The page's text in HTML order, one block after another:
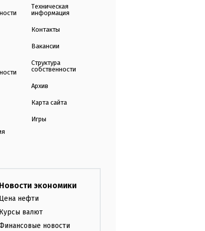
Техническая
информация
Контакты
Вакансии
Структура
собственности
Архив
Карта сайта
Игры
Новости экономики
Цена нефти
Курсы валют
новости